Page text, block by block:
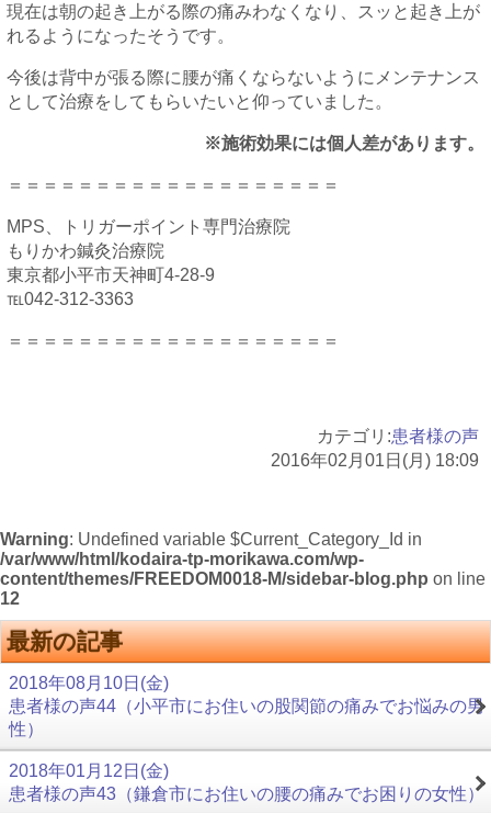
現在は朝の起き上がる際の痛みわなくなり、スッと起き上が
れるようになったそうです。
今後は背中が張る際に腰が痛くならないようにメンテナンス
として治療をしてもらいたいと仰っていました。
※施術効果には個人差があります。
＝＝＝＝＝＝＝＝＝＝＝＝＝＝＝＝＝＝＝
MPS、トリガーポイント専門治療院
もりかわ鍼灸治療院
東京都小平市天神町4-28-9
℡042-312-3363
＝＝＝＝＝＝＝＝＝＝＝＝＝＝＝＝＝＝＝
カテゴリ:患者様の声
2016年02月01日(月) 18:09
Warning: Undefined variable $Current_Category_Id in
/var/www/html/kodaira-tp-morikawa.com/wp-
content/themes/FREEDOM0018-M/sidebar-blog.php on line
12
最新の記事
2018年08月10日(金)
患者様の声44（小平市にお住いの股関節の痛みでお悩みの男
性）
2018年01月12日(金)
患者様の声43（鎌倉市にお住いの腰の痛みでお困りの女性）